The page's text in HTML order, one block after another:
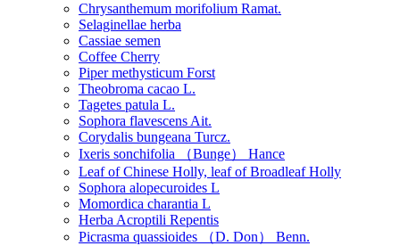
Chrysanthemum morifolium Ramat.
Selaginellae herba
Cassiae semen
Coffee Cherry
Piper methysticum Forst
Theobroma cacao L.
Tagetes patula L.
Sophora flavescens Ait.
Corydalis bungeana Turcz.
Ixeris sonchifolia （Bunge） Hance
Leaf of Chinese Holly, leaf of Broadleaf Holly
Sophora alopecuroides L
Momordica charantia L
Herba Acroptili Repentis
Picrasma quassioides （D. Don） Benn.